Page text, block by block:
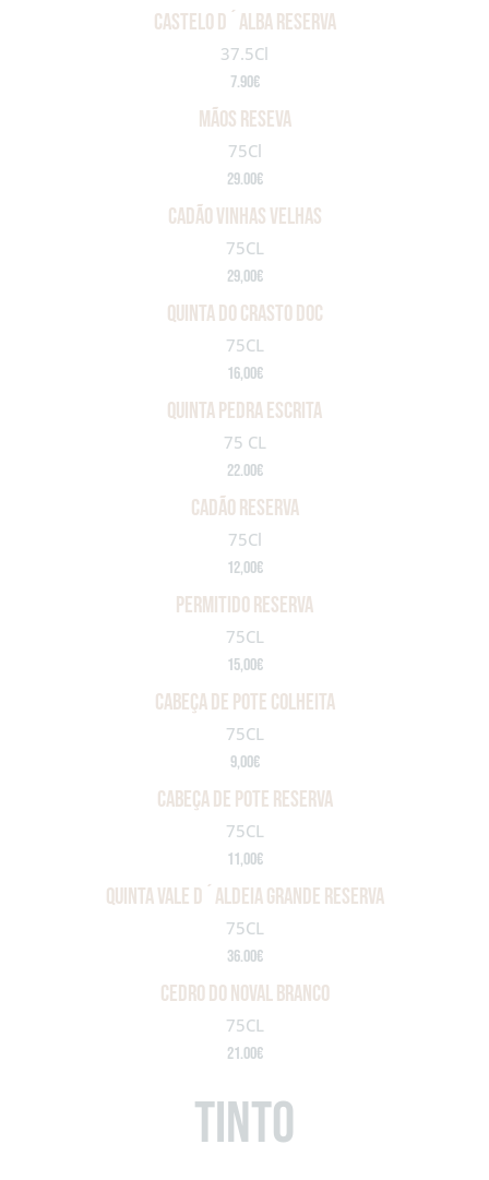
castelo d´alba reserva
37.5Cl
7.90€
Mãos reseva
75Cl
29.00€
CADÃO VINHAS VELHAS
75CL
29,00€
QUINTA DO CRASTO DOC
75CL
16,00€
QUINTA PEDRA ESCRITA
75 CL
22.00€
cadão reserva
75Cl
12,00€
permitido reserva
75CL
15,00€
cabeça de pote colheita
75CL
9,00€
cabeça de pote reserva
75CL
11,00€
QUINTA VALE D´ALDEIA GRANDE RESERVA
75CL
36.00€
cedro do noval branco
75CL
21.00€
TINTO